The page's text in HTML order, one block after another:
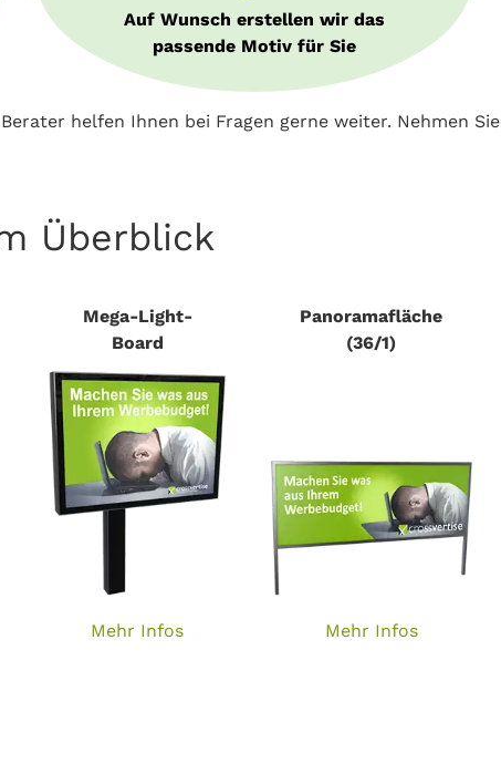
Auf Wunsch erstellen wir das
passende Motiv für Sie
helfen Ihnen bei Fragen gerne weiter. Nehmen Sie
Überblick
Mega-Light-
Board
Mehr Infos
Panoramafläche
(36/1)
Mehr Infos